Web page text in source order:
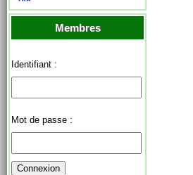
Membres
Identifiant :
Mot de passe :